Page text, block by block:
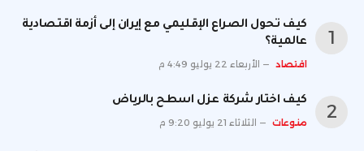
كيف تحول الصراع الإقليمي مع إيران إلى أزمة اقتصادية
عالمية؟
اقتصاد الأربعاء 22 يوليو 4:49 م
كيف اختار شركة عزل اسطح بالرياض
منوعات الثلاثاء 21 يوليو 9:20 م